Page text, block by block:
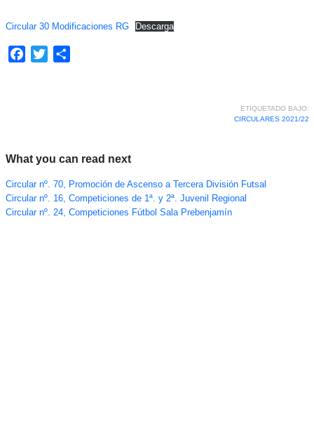
Circular 30 Modificaciones RG Descarga
Facebook
Twitter
ETIQUETADO BAJO:
CIRCULARES 2021/22
What you can read next
Circular nº. 70, Promoción de Ascenso a Tercera División Futsal
Circular nº. 16, Competiciones de 1ª. y 2ª. Juvenil Regional
Circular nº. 24, Competiciones Fútbol Sala Prebenjamín